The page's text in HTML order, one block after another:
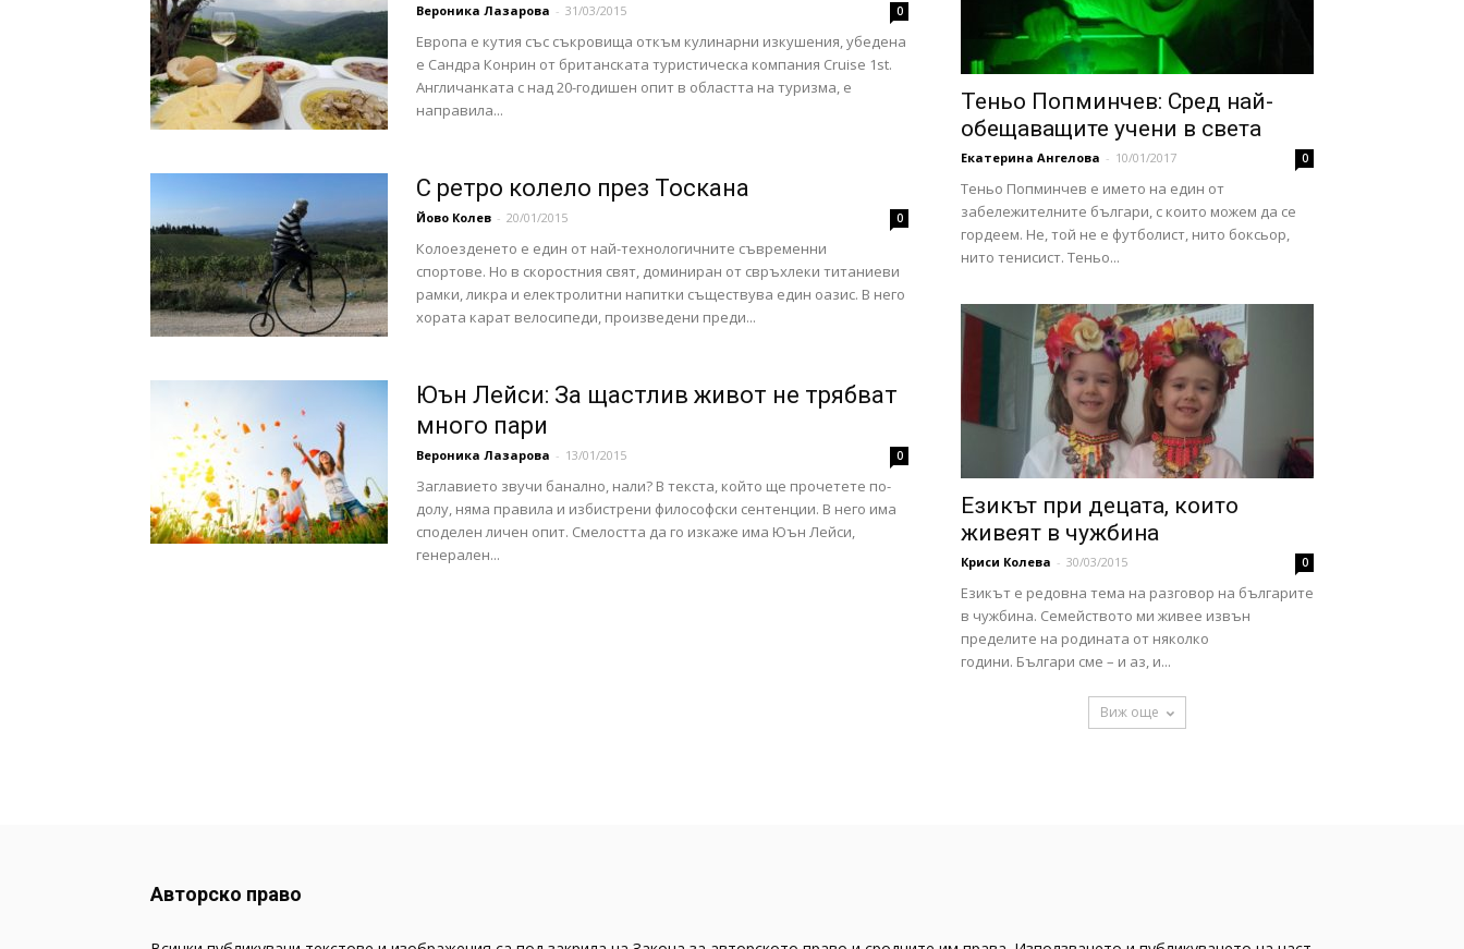
Вероника Лазарова - 31/03/2015 0
Европа е кутия със съкровища откъм кулинарни изкушения, убедена
е Сандра Конрин от британската туристическа компания Cruise 1st.
Англичанката с над 20-годишен опит в областта на туризма, е
направила...
С ретро колело през Тоскана
Йово Колев - 20/01/2015 0
Колоезденето е един от най-технологичните съвременни
спортове. Но в скоростния свят, доминиран от свръхлеки титаниеви
рамки, ликра и електролитни напитки съществува един оазис. В него
хората карат велосипеди, произведени преди...
Юън Лейси: За щастлив живот не трябват
много пари
Вероника Лазарова - 13/01/2015 0
Заглавието звучи банално, нали? В текста, който ще прочетете по-
долу, няма правила и избистрени философски сентенции. В него има
споделен личен опит. Смелостта да го изкаже има Юън Лейси,
генерален...
Теньо Попминчев: Сред най-
обещаващите учени в света
Екатерина Ангелова - 10/01/2017 0
Теньо Попминчев е името на един от
забележителните българи, с които можем да се
гордеем. Не, той не е футболист, нито боксьор,
нито тенисист. Теньо...
Езикът при децата, които
живеят в чужбина
Криси Колева - 30/03/2015 0
Езикът е редовна тема на разговор на българите
в чужбина. Семейството ми живее извън
пределите на родината от няколко
години. Българи сме – и аз, и...
Виж още
Авторско право